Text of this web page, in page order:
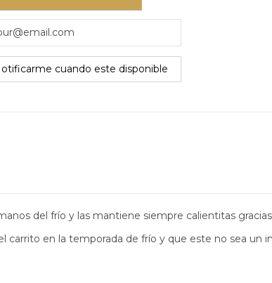
del frío y las mantiene siempre calientitas
carrito en la temporada de frío y que este no sea